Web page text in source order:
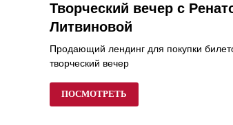
Творческий вечер с
Литвиновой
Продающий лендинг для покупки
творческий вечер
ПОСМОТРЕТЬ